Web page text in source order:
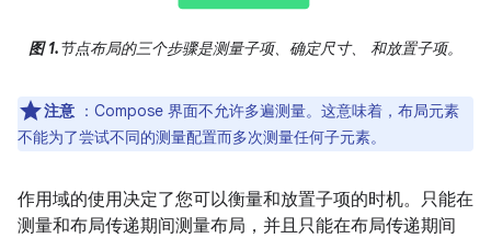
图 1.节点布局的三个步骤是测量子项、确定尺寸、 和放置子项。
注意 ：Compose 界面不允许多遍测量。这意味着，布局元素
不能为了尝试不同的测量配置而多次测量任何子元素。
作用域的使用决定了您可以衡量和放置子项的时机。 只能在
测量和布局传递期间测量布局，并且只能在布局传递期间